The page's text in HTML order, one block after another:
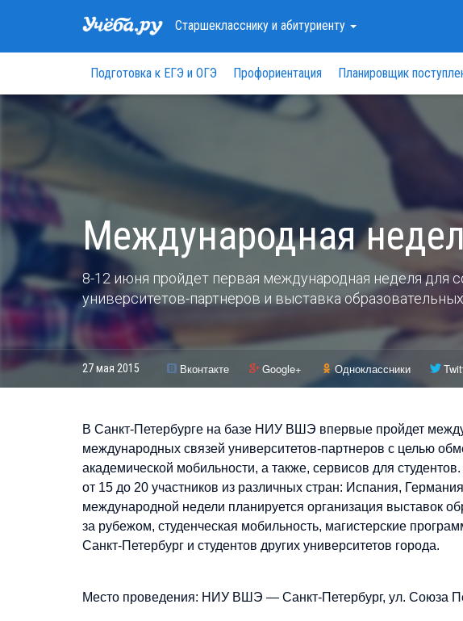
Старшеклассникуи абитуриенту
Подготовка к ЕГЭ и ОГЭ Профориентация Планировщик
Международная
8-12 июня пройдет первая международная неделя для
университетов-партнеров и выставка
27 мая 2015 Вконтакте Google+ Одноклассники
В Санкт-Петербурге на базе НИУ ВШЭ впервые пройдет
международных связей университетов-партнеров с целью
академической мобильности, а также, сервисов для
от 15 до 20 участников из различных стран: Испания,
международной недели планируется организация выставок
за рубежом, студенческая мобильность, магистерские
Санкт-Петербург и студентов других университетов города.
Место проведения: НИУ ВШЭ — Санкт-Петербург, ул. Союза